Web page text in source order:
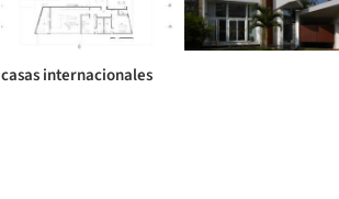
casas internacionales